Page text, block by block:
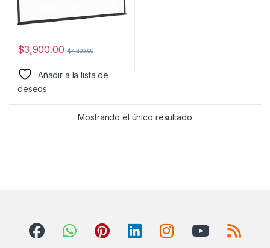
$3,900.00 $4,200.00
Añadir a la lista de
deseos
Mostrando el único resultado